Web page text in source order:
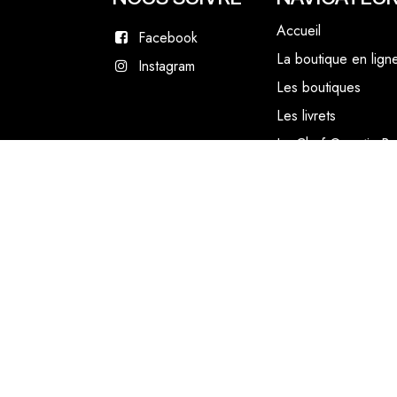
Facebook
Instagram
Accueil
La boutique en
Les boutiques
Les livrets
Le Chef Quentin